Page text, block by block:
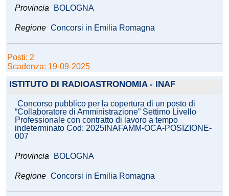
Provincia BOLOGNA
Regione Concorsi in Emilia Romagna
Posti: 2
Scadenza: 19-09-2025
ISTITUTO DI RADIOASTRONOMIA - INAF
Concorso pubblico per la copertura di un posto di
“Collaboratore di Amministrazione” Settimo Livello
Professionale con contratto di lavoro a tempo
indeterminato Cod: 2025INAFAMM-OCA-POSIZIONE-
007
Provincia BOLOGNA
Regione Concorsi in Emilia Romagna